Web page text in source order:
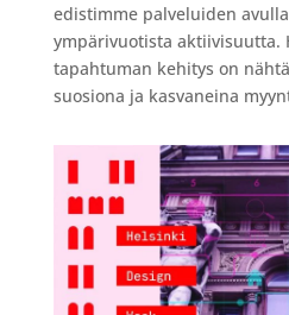
edistimme palveluiden
ympärivuotista aktiivisuutta.
tapahtuman kehitys on
suosiona ja kasvaneina